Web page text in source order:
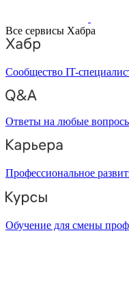
Все сервисы Хабра
Сообщество IT-
Ответы на любые
Профессиональное
Обучение для смены